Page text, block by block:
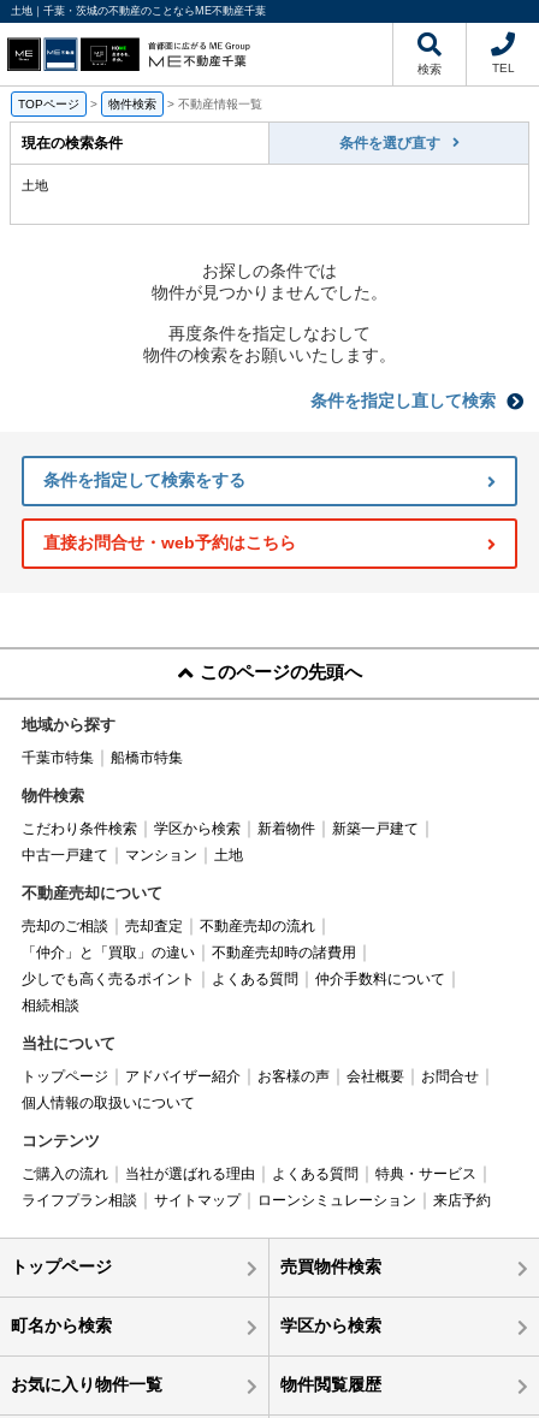
土地｜千葉・茨城の不動産のことならME不動産千葉
検索 TEL
TOPページ > 物件検索 > 不動産情報一覧
現在の検索条件 条件を選び直す
土地
お探しの条件では
物件が見つかりませんでした。
再度条件を指定しなおして
物件の検索をお願いいたします。
条件を指定し直して検索
条件を指定して検索をする
直接お問合せ・web予約はこちら
このページの先頭へ
地域から探す
千葉市特集 船橋市特集
物件検索
こだわり条件検索 学区から検索 新着物件
新築一戸建て
中古一戸建て
マンション 土地
不動産売却について
売却のご相談 売却査定
不動産売却の流れ
「仲介」と「買取」の違い
不動産売却時の諸費用
少しでも高く売るポイント
よくある質問
仲介手数料について
相続相談
当社について
トップページ アドバイザー紹介 お客様の声 会社概要
お問合せ
個人情報の取扱いについて
コンテンツ
ご購入の流れ 当社が選ばれる理由 よくある質問
特典・サービス
ライフプラン相談
サイトマップ ローンシミュレーション 来店予約
トップページ 売買物件検索
町名から検索 学区から検索
お気に入り物件一覧 物件閲覧履歴